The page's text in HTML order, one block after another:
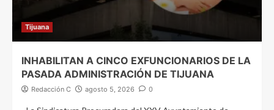
Tijuana
INHABILITAN A CINCO EXFUNCIONARIOS DE LA
PASADA ADMINISTRACIÓN DE TIJUANA
Redacción C agosto 5, 2026 0